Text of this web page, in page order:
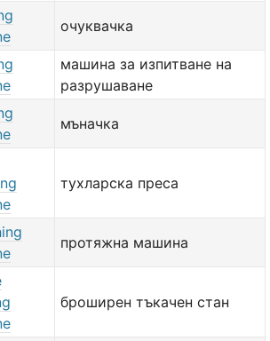
очуквачка
машина за изпитване на
разрушаване
мъначка
тухларска преса
протяжна машина
броширен тъкачен стан